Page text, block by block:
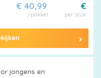
€
per stuk
€ 40,99
/pakket
jongens en